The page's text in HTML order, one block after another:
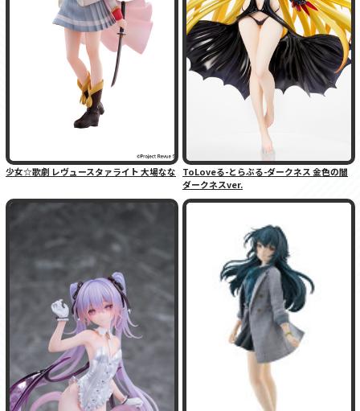
少女☆歌劇 レヴュースタァライト 大場なな
ToLoveる-とらぶる-ダークネス 金色の闇
ダークネスver.